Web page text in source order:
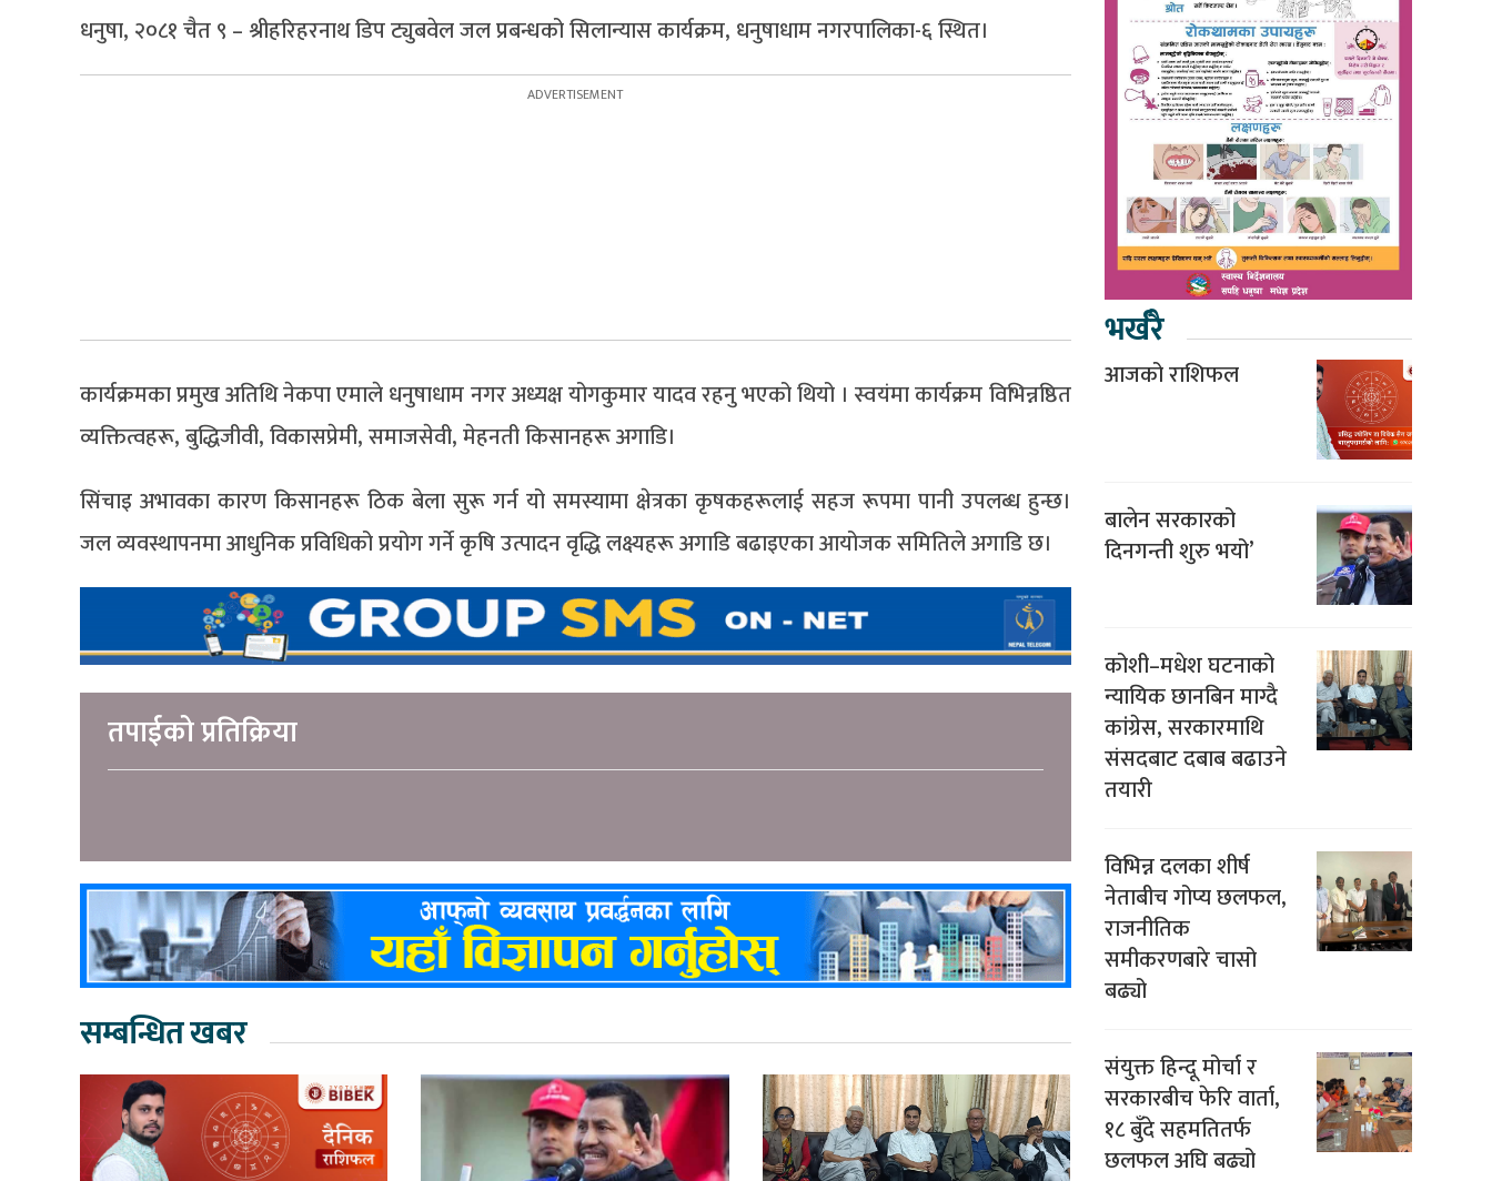
धनुषा, २०८१ चैत ९ – श्रीहरिहरनाथ डिप ट्युबवेल जल प्रबन्धको सिलान्यास कार्यक्रम, धनुषाधाम नगरपालिका-६ स्थित।
कार्यक्रमका प्रमुख अतिथि नेकपा एमाले धनुषाधाम नगर अध्यक्ष योगकुमार यादव रहनु भएको थियो । स्वयंमा कार्यक्रम विभिन्नष्ठित
व्यक्तित्वहरू, बुद्धिजीवी, विकासप्रेमी, समाजसेवी, मेहनती किसानहरू अगाडि।
सिंचाइ अभावका कारण किसानहरू ठिक बेला सुरू गर्न यो समस्यामा क्षेत्रका कृषकहरूलाई सहज रूपमा पानी उपलब्ध हुन्छ।
जल व्यवस्थापनमा आधुनिक प्रविधिको प्रयोग गर्ने कृषि उत्पादन वृद्धि लक्ष्यहरू अगाडि बढाइएका आयोजक समितिले अगाडि छ।
तपाईको प्रतिक्रिया
सम्बन्धित खबर
भर्खरै
आजको राशिफल
बालेन सरकारको
दिनगन्ती शुरु भयो’
कोशी–मधेश घटनाको
न्यायिक छानबिन माग्दै
कांग्रेस, सरकारमाथि
संसदबाट दबाब बढाउने
तयारी
विभिन्न दलका शीर्ष
नेताबीच गोप्य छलफल,
राजनीतिक
समीकरणबारे चासो
बढ्यो
संयुक्त हिन्दू मोर्चा र
सरकारबीच फेरि वार्ता,
१८ बुँदे सहमतितर्फ
छलफल अघि बढ्यो